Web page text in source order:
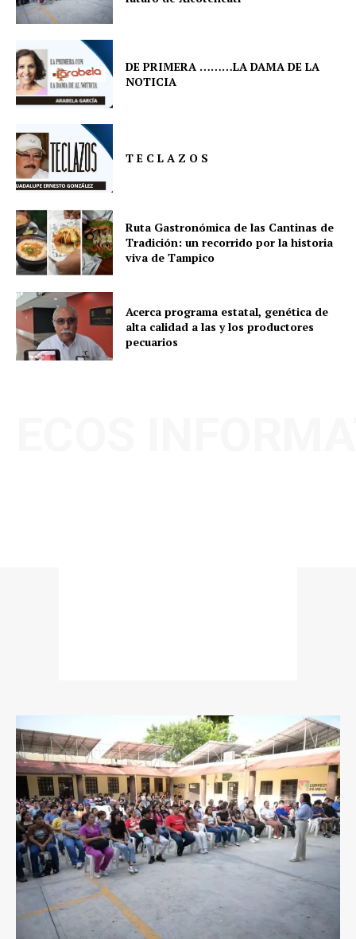
DE PRIMERA ………LA DAMA DE LA
NOTICIA
T E C L A Z O S
Ruta Gastronómica de las Cantinas de
Tradición: un recorrido por la historia
viva de Tampico
Acerca programa estatal, genética de
alta calidad a las y los productores
pecuarios